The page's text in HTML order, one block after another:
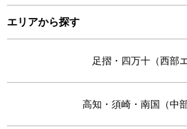
エリアから探す
足摺・四万十（西部
高知・須崎・南国（中